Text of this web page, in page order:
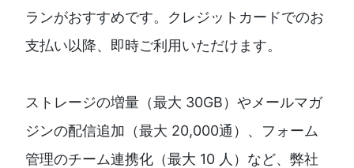
ランがおすすめです。クレジットカードでのお
支払い以降、即時ご利用いただけます。
ストレージの増量（最大 30GB）やメールマガ
ジンの配信追加（最大 20,000通）、フォーム
管理のチーム連携化（最大 10 人）など、弊社